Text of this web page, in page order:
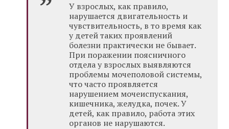
У взрослых, как правило,
нарушается двигательность и
чувствительность, в то время как
у детей таких проявлений
болезни практически не бывает.
При поражении поясничного
отдела у взрослых выявляются
проблемы мочеполовой системы,
что часто проявляется
нарушением мочеиспускания,
кишечника, желудка, почек. У
детей, как правило, работа этих
органов не нарушаются.